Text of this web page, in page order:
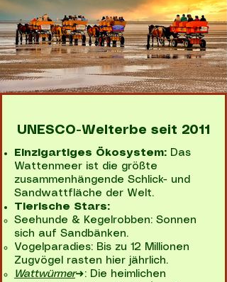
UNESCO-Welterbe seit 2011
Einzigartiges Ökosystem: Das
Wattenmeer ist die größte
zusammenhängende Schlick- und
Sandwattfläche der Welt.
Tierische Stars:
Seehunde & Kegelrobben: Sonnen
sich auf Sandbänken.
Vogelparadies: Bis zu 12 Millionen
Zugvögel rasten hier jährlich.
Wattwürmer➜: Die heimlichen